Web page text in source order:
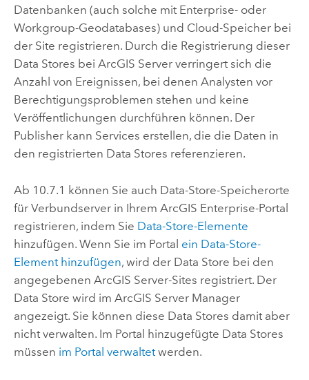
Datenbanken (auch solche mit Enterprise- oder
Workgroup-Geodatabases) und Cloud-Speicher bei
der Site registrieren. Durch die Registrierung dieser
Data Stores bei ArcGIS Serververringert sich die
Anzahl von Ereignissen, bei denen Analysten vor
Berechtigungsproblemen stehen und keine
Veröffentlichungen durchführen können. Der
Publisher kann Services erstellen, die die Daten in
den registrierten Data Stores referenzieren.
Ab 10.7.1 können Sie auch Data-Store-Speicherorte
für Verbundserver in Ihrem ArcGIS Enterprise-Portal
registrieren, indem Sie Data-Store-Elemente
hinzufügen. Wenn Sie im Portal ein Data-Store-
Element hinzufügen, wird der Data Store bei den
angegebenen ArcGIS Server-Sites registriert. Der
Data Store wird im ArcGIS Server Manager
angezeigt. Sie können diese Data Stores damit aber
nicht verwalten. Im Portal hinzugefügte Data Stores
müssen im Portal verwaltetwerden.